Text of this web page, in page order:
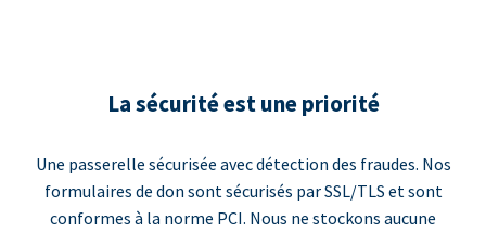
La sécurité est une priorité
Une passerelle sécurisée avec détection des fraudes. Nos
formulaires de don sont sécurisés par SSL/TLS et sont
conformes à la norme PCI. Nous ne stockons aucune